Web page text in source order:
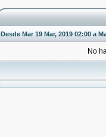
Desde Mar 19 Mar, 2019 02:00 a
No